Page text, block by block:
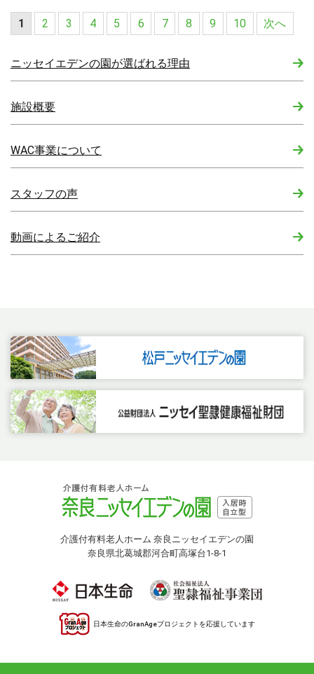
1 2 3 4 5 6 7 8 9 10 次へ
ニッセイエデンの園が選ばれる理由
施設概要
WAC事業について
スタッフの声
動画によるご紹介
介護付有料老人ホーム 奈良ニッセイエデンの園
奈良県北葛城郡河合町高塚台1-8-1
日本生命のGranAgeプロジェクトを応援しています